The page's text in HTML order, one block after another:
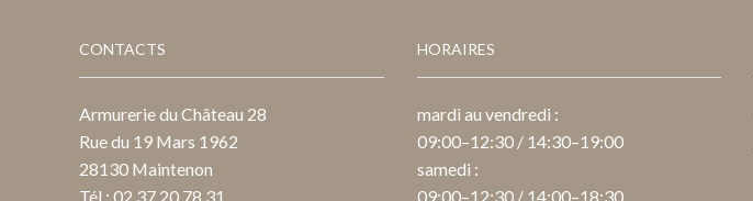
CONTACTS
Armurerie du Château 28
Rue du 19 Mars 1962
28130 Maintenon
Tél : 02 37 20 78 31
HORAIRES
mardi au vendredi :
09:00–12:30 / 14:30–19:00
samedi :
09:00–12:30 / 14:00–18:30